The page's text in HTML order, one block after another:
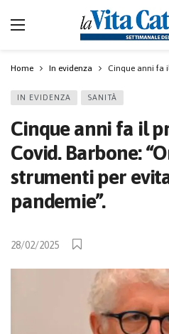
Home In evidenza Cinque anni fa
IN EVIDENZA SANITÀ
Cinque anni fa il
Covid. Barbone:
strumenti per
pandemie”.
28/02/2025